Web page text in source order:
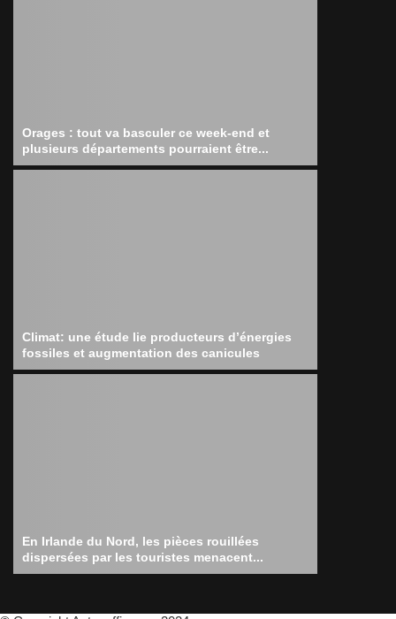
Orages : tout va basculer ce week-end et
plusieurs départements pourraient être...
Climat: une étude lie producteurs d’énergies
fossiles et augmentation des canicules
En Irlande du Nord, les pièces rouillées
dispersées par les touristes menacent...